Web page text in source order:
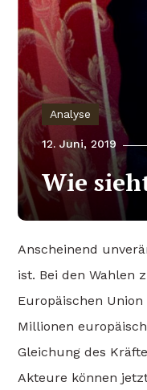
Analyse
12. Juni, 2019
Wie
Anscheinend
ist. Bei den Wahlen
Europäischen
Millionen
Gleichung des
Akteure können